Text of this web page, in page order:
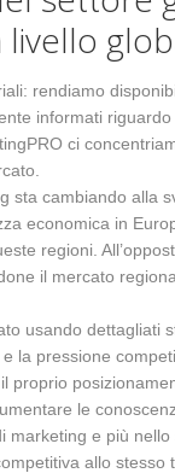
industria
di un decennio di servizi
una rilevante esperienza
su più progetti
clienti in diverse
cars,
Motorbike, Chimica,
ai
rendiamo
informati
ci
sta cambiando alla
economica in
regioni.
il mercato
usando
la pressione
proprio
le
e più
allo stesso